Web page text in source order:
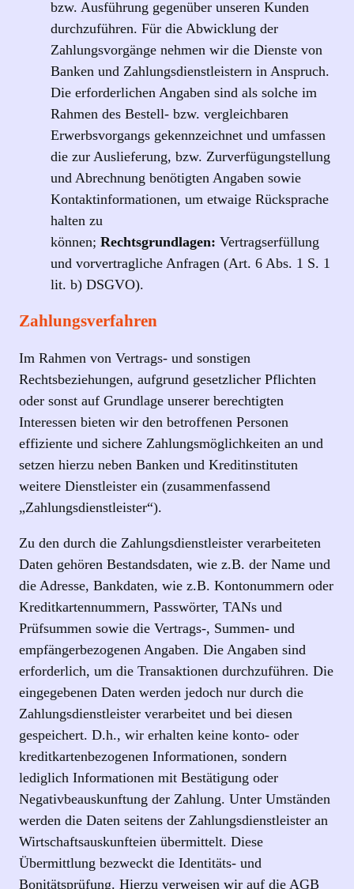
bzw. Ausführung gegenüber unseren Kunden
durchzuführen. Für die Abwicklung der
Zahlungsvorgänge nehmen wir die Dienste von
Banken und Zahlungsdienstleistern in Anspruch.
Die erforderlichen Angaben sind als solche im
Rahmen des Bestell- bzw. vergleichbaren
Erwerbsvorgangs gekennzeichnet und umfassen
die zur Auslieferung, bzw. Zurverfügungstellung
und Abrechnung benötigten Angaben sowie
Kontaktinformationen, um etwaige Rücksprache
halten zu
können; Rechtsgrundlagen: Vertragserfüllung
und vorvertragliche Anfragen (Art. 6 Abs. 1 S. 1
lit. b) DSGVO).
Zahlungsverfahren
Im Rahmen von Vertrags- und sonstigen
Rechtsbeziehungen, aufgrund gesetzlicher Pflichten
oder sonst auf Grundlage unserer berechtigten
Interessen bieten wir den betroffenen Personen
effiziente und sichere Zahlungsmöglichkeiten an und
setzen hierzu neben Banken und Kreditinstituten
weitere Dienstleister ein (zusammenfassend
„Zahlungsdienstleister“).
Zu den durch die Zahlungsdienstleister verarbeiteten
Daten gehören Bestandsdaten, wie z.B. der Name und
die Adresse, Bankdaten, wie z.B. Kontonummern oder
Kreditkartennummern, Passwörter, TANs und
Prüfsummen sowie die Vertrags-, Summen- und
empfängerbezogenen Angaben. Die Angaben sind
erforderlich, um die Transaktionen durchzuführen. Die
eingegebenen Daten werden jedoch nur durch die
Zahlungsdienstleister verarbeitet und bei diesen
gespeichert. D.h., wir erhalten keine konto- oder
kreditkartenbezogenen Informationen, sondern
lediglich Informationen mit Bestätigung oder
Negativbeauskunftung der Zahlung. Unter Umständen
werden die Daten seitens der Zahlungsdienstleister an
Wirtschaftsauskunfteien übermittelt. Diese
Übermittlung bezweckt die Identitäts- und
Bonitätsprüfung. Hierzu verweisen wir auf die AGB